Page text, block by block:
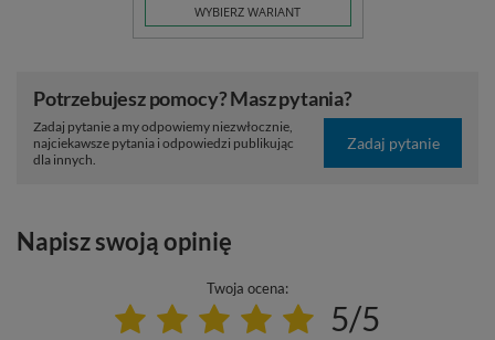
WYBIERZ WARIANT
Potrzebujesz pomocy? Masz pytania?
Zadaj pytanie a my odpowiemy niezwłocznie,
najciekawsze pytania i odpowiedzi publikując
dla innych.
Zadaj pytanie
Napisz swoją opinię
Twoja ocena:
5/5